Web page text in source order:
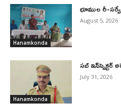
Hanamkonda
భూముల రీ-
August 5, 2026
Hanamkonda
సబ్ ఇన్‌స్పెక్టర్
July 31, 2026